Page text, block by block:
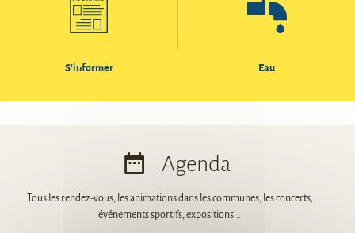
S'informer Eau
Agenda
Tous les rendez-vous, les animations dans les communes, les concerts,
événements sportifs, expositions...